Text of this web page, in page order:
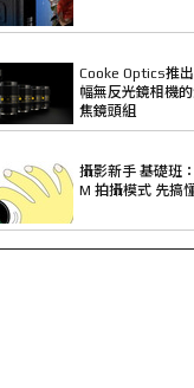
Cooke Optics推
幅無反光鏡相機
焦鏡頭組
攝影新手 基礎班
M 拍攝模式 先搞